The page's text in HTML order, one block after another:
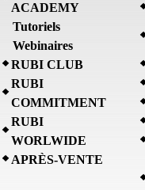
ACADEMY
Tutoriels
Webinaires
RUBI CLUB
RUBI
COMMITMENT
RUBI
WORLWIDE
APRÈS-VENTE